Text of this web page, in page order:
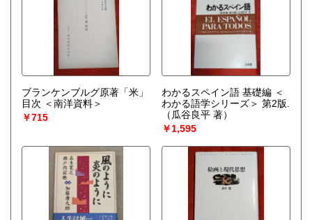
ブランケンブルグ原著「米」
目次 ＜南洋資料＞
￥715
わかるスペイン語 基礎編 ＜
わかる語学シリーズ＞ 第2版.
（瓜谷良平 著）
￥1,595